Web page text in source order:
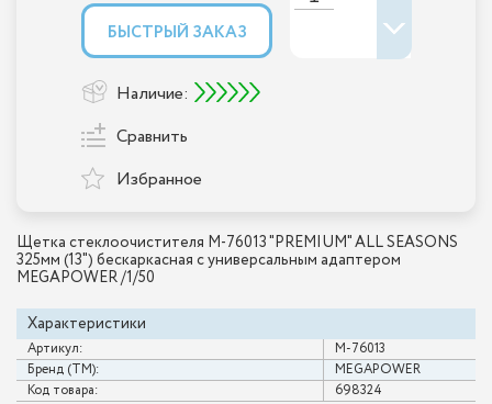
Щетка стеклоочистителя M-76013 "PREMIUM" ALL SEASONS
325мм (13") бескаркасная с универсальным адаптером
MEGAPOWER /1/50
Характеристики
Артикул:
M-76013
Бренд (ТМ):
MEGAPOWER
Код товара:
698324
БЫСТРЫЙ ЗАКАЗ
Наличие:
Сравнить
Избранное